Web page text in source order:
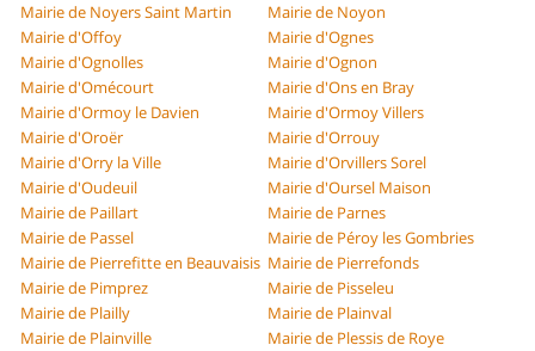
Mairie de Noyers Saint Martin
Mairie de Noyon
Mairie d'Offoy
Mairie d'Ognes
Mairie d'Ognolles
Mairie d'Ognon
Mairie d'Omécourt
Mairie d'Ons en Bray
Mairie d'Ormoy le Davien
Mairie d'Ormoy Villers
Mairie d'Oroër
Mairie d'Orrouy
Mairie d'Orry la Ville
Mairie d'Orvillers Sorel
Mairie d'Oudeuil
Mairie d'Oursel Maison
Mairie de Paillart
Mairie de Parnes
Mairie de Passel
Mairie de Péroy les Gombries
Mairie de Pierrefitte en Beauvaisis Mairie de Pierrefonds
Mairie de Pimprez
Mairie de Pisseleu
Mairie de Plailly
Mairie de Plainval
Mairie de Plainville
Mairie de Plessis de Roye